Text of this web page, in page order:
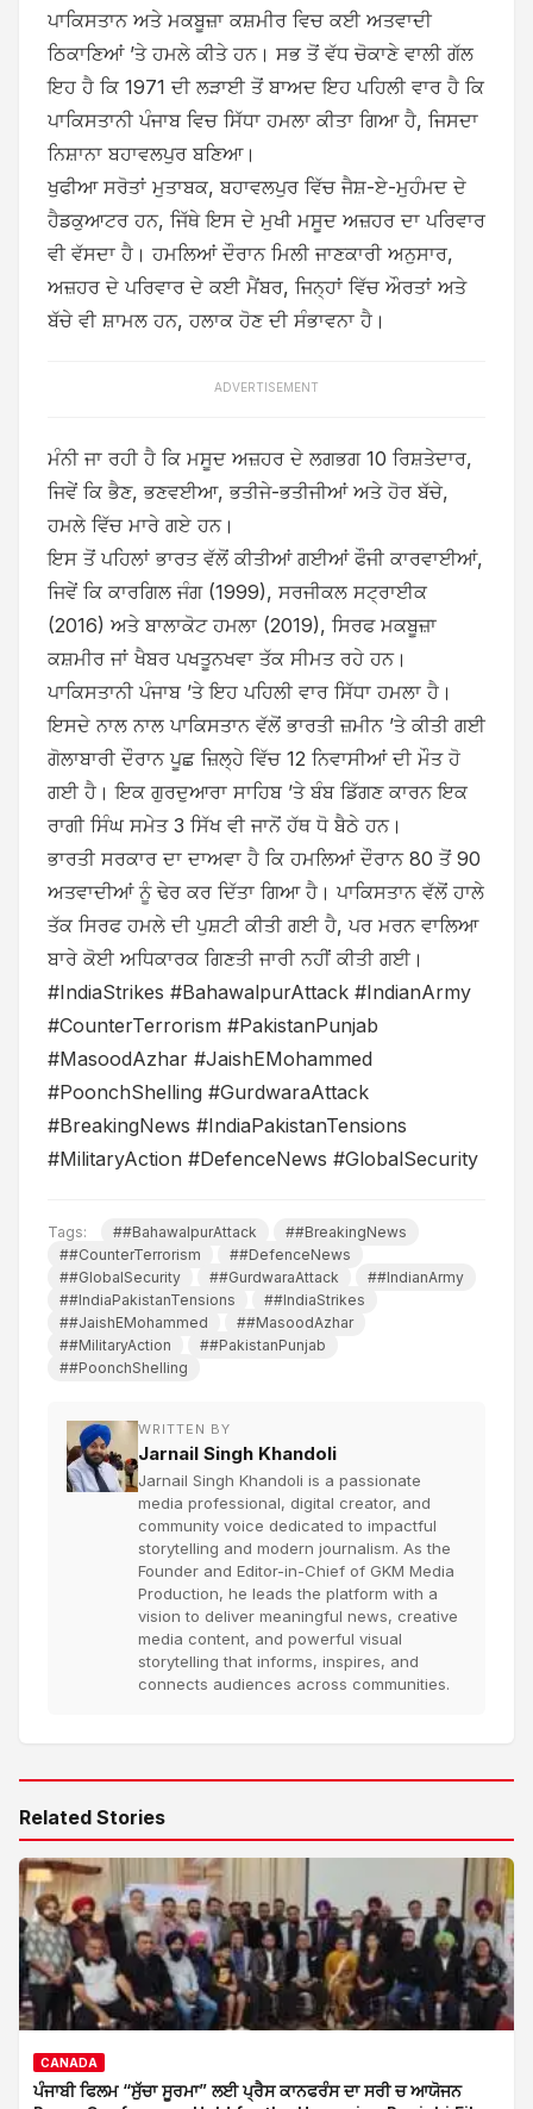
ਪਾਕਿਸਤਾਨ ਅਤੇ ਮਕਬੂਜ਼ਾ ਕਸ਼ਮੀਰ ਵਿਚ ਕਈ ਅਤਵਾਦੀ
ਠਿਕਾਣਿਆਂ ’ਤੇ ਹਮਲੇ ਕੀਤੇ ਹਨ। ਸਭ ਤੋਂ ਵੱਧ ਚੋਕਾਣੇ ਵਾਲੀ ਗੱਲ
ਇਹ ਹੈ ਕਿ 1971 ਦੀ ਲੜਾਈ ਤੋਂ ਬਾਅਦ ਇਹ ਪਹਿਲੀ ਵਾਰ ਹੈ ਕਿ
ਪਾਕਿਸਤਾਨੀ ਪੰਜਾਬ ਵਿਚ ਸਿੱਧਾ ਹਮਲਾ ਕੀਤਾ ਗਿਆ ਹੈ, ਜਿਸਦਾ
ਨਿਸ਼ਾਨਾ ਬਹਾਵਲਪੁਰ ਬਣਿਆ।
ਖੁਫੀਆ ਸਰੋਤਾਂ ਮੁਤਾਬਕ, ਬਹਾਵਲਪੁਰ ਵਿੱਚ ਜੈਸ਼-ਏ-ਮੁਹੰਮਦ ਦੇ
ਹੈਡਕੁਆਟਰ ਹਨ, ਜਿੱਥੇ ਇਸ ਦੇ ਮੁਖੀ ਮਸੂਦ ਅਜ਼ਹਰ ਦਾ ਪਰਿਵਾਰ
ਵੀ ਵੱਸਦਾ ਹੈ। ਹਮਲਿਆਂ ਦੌਰਾਨ ਮਿਲੀ ਜਾਣਕਾਰੀ ਅਨੁਸਾਰ,
ਅਜ਼ਹਰ ਦੇ ਪਰਿਵਾਰ ਦੇ ਕਈ ਮੈਂਬਰ, ਜਿਨ੍ਹਾਂ ਵਿੱਚ ਔਰਤਾਂ ਅਤੇ
ਬੱਚੇ ਵੀ ਸ਼ਾਮਲ ਹਨ, ਹਲਾਕ ਹੋਣ ਦੀ ਸੰਭਾਵਨਾ ਹੈ।
ADVERTISEMENT
ਮੰਨੀ ਜਾ ਰਹੀ ਹੈ ਕਿ ਮਸੂਦ ਅਜ਼ਹਰ ਦੇ ਲਗਭਗ 10 ਰਿਸ਼ਤੇਦਾਰ,
ਜਿਵੇਂ ਕਿ ਭੈਣ, ਭਣਵਈਆ, ਭਤੀਜੇ-ਭਤੀਜੀਆਂ ਅਤੇ ਹੋਰ ਬੱਚੇ,
ਹਮਲੇ ਵਿੱਚ ਮਾਰੇ ਗਏ ਹਨ।
ਇਸ ਤੋਂ ਪਹਿਲਾਂ ਭਾਰਤ ਵੱਲੋਂ ਕੀਤੀਆਂ ਗਈਆਂ ਫੌਜੀ ਕਾਰਵਾਈਆਂ,
ਜਿਵੇਂ ਕਿ ਕਾਰਗਿਲ ਜੰਗ (1999), ਸਰਜੀਕਲ ਸਟ੍ਰਾਈਕ
(2016) ਅਤੇ ਬਾਲਾਕੋਟ ਹਮਲਾ (2019), ਸਿਰਫ ਮਕਬੂਜ਼ਾ
ਕਸ਼ਮੀਰ ਜਾਂ ਖੈਬਰ ਪਖਤੂਨਖਵਾ ਤੱਕ ਸੀਮਤ ਰਹੇ ਹਨ।
ਪਾਕਿਸਤਾਨੀ ਪੰਜਾਬ ’ਤੇ ਇਹ ਪਹਿਲੀ ਵਾਰ ਸਿੱਧਾ ਹਮਲਾ ਹੈ।
ਇਸਦੇ ਨਾਲ ਨਾਲ ਪਾਕਿਸਤਾਨ ਵੱਲੋਂ ਭਾਰਤੀ ਜ਼ਮੀਨ ’ਤੇ ਕੀਤੀ ਗਈ
ਗੋਲਾਬਾਰੀ ਦੌਰਾਨ ਪੂਛ ਜ਼ਿਲ੍ਹੇ ਵਿੱਚ 12 ਨਿਵਾਸੀਆਂ ਦੀ ਮੌਤ ਹੋ
ਗਈ ਹੈ। ਇਕ ਗੁਰਦੁਆਰਾ ਸਾਹਿਬ ’ਤੇ ਬੰਬ ਡਿੱਗਣ ਕਾਰਨ ਇਕ
ਰਾਗੀ ਸਿੰਘ ਸਮੇਤ 3 ਸਿੱਖ ਵੀ ਜਾਨੋਂ ਹੱਥ ਧੋ ਬੈਠੇ ਹਨ।
ਭਾਰਤੀ ਸਰਕਾਰ ਦਾ ਦਾਅਵਾ ਹੈ ਕਿ ਹਮਲਿਆਂ ਦੌਰਾਨ 80 ਤੋਂ 90
ਅਤਵਾਦੀਆਂ ਨੂੰ ਢੇਰ ਕਰ ਦਿੱਤਾ ਗਿਆ ਹੈ। ਪਾਕਿਸਤਾਨ ਵੱਲੋਂ ਹਾਲੇ
ਤੱਕ ਸਿਰਫ ਹਮਲੇ ਦੀ ਪੁਸ਼ਟੀ ਕੀਤੀ ਗਈ ਹੈ, ਪਰ ਮਰਨ ਵਾਲਿਆ
ਬਾਰੇ ਕੋਈ ਅਧਿਕਾਰਕ ਗਿਣਤੀ ਜਾਰੀ ਨਹੀਂ ਕੀਤੀ ਗਈ।
#IndiaStrikes #BahawalpurAttack #IndianArmy
#CounterTerrorism #PakistanPunjab
#MasoodAzhar #JaishEMohammed
#PoonchShelling #GurdwaraAttack
#BreakingNews #IndiaPakistanTensions
#MilitaryAction #DefenceNews #GlobalSecurity
Tags: ##BahawalpurAttack
##BreakingNews
##CounterTerrorism
##DefenceNews
##GlobalSecurity
##GurdwaraAttack
##IndianArmy
##IndiaPakistanTensions
##IndiaStrikes
##JaishEMohammed
##MasoodAzhar
##MilitaryAction
##PakistanPunjab
##PoonchShelling
WRITTEN BY
Jarnail Singh Khandoli
Jarnail Singh Khandoli is a passionate
media professional, digital creator, and
community voice dedicated to impactful
storytelling and modern journalism. As the
Founder and Editor-in-Chief of GKM Media
Production, he leads the platform with a
vision to deliver meaningful news, creative
media content, and powerful visual
storytelling that informs, inspires, and
connects audiences across communities.
Related Stories
CANADA
ਪੰਜਾਬੀ ਫਿਲਮ “ਸੁੱਚਾ ਸੂਰਮਾ” ਲਈ ਪ੍ਰੈਸ ਕਾਨਫਰੰਸ ਦਾ ਸਰੀ ਚ ਆਯੋਜਨ